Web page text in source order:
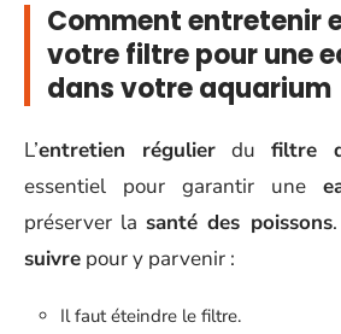
Comment entretenir
votre filtre pour une
dans votre aquarium
L’entretien régulier du filtre
essentiel pour garantir une
préserver la santé des poissons
suivre pour y parvenir :
Il faut éteindre le filtre.